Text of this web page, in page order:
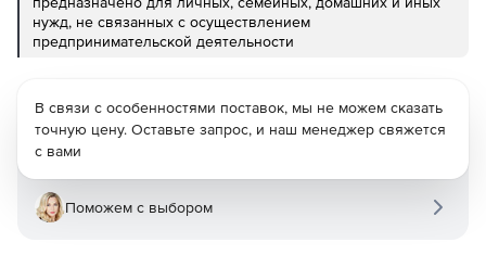
нужд, не связанных с осуществлением
предпринимательской деятельности
В связи с особенностями поставок, мы не можем сказать
точную цену. Оставьте запрос, и наш менеджер свяжется
с вами
Поможем с выбором